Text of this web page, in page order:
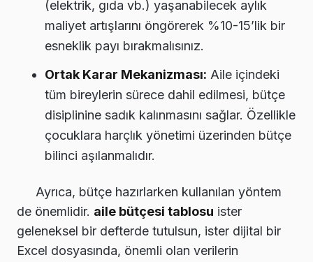
(elektrik, gıda vb.) yaşanabilecek aylık
maliyet artışlarını öngörerek %10-15’lik bir
esneklik payı bırakmalısınız.
Ortak Karar Mekanizması: Aile içindeki
tüm bireylerin sürece dahil edilmesi, bütçe
disiplinine sadık kalınmasını sağlar. Özellikle
çocuklara harçlık yönetimi üzerinden bütçe
bilinci aşılanmalıdır.
Ayrıca, bütçe hazırlarken kullanılan yöntem
de önemlidir. aile bütçesi tablosu ister
geleneksel bir defterde tutulsun, ister dijital bir
Excel dosyasında, önemli olan verilerin